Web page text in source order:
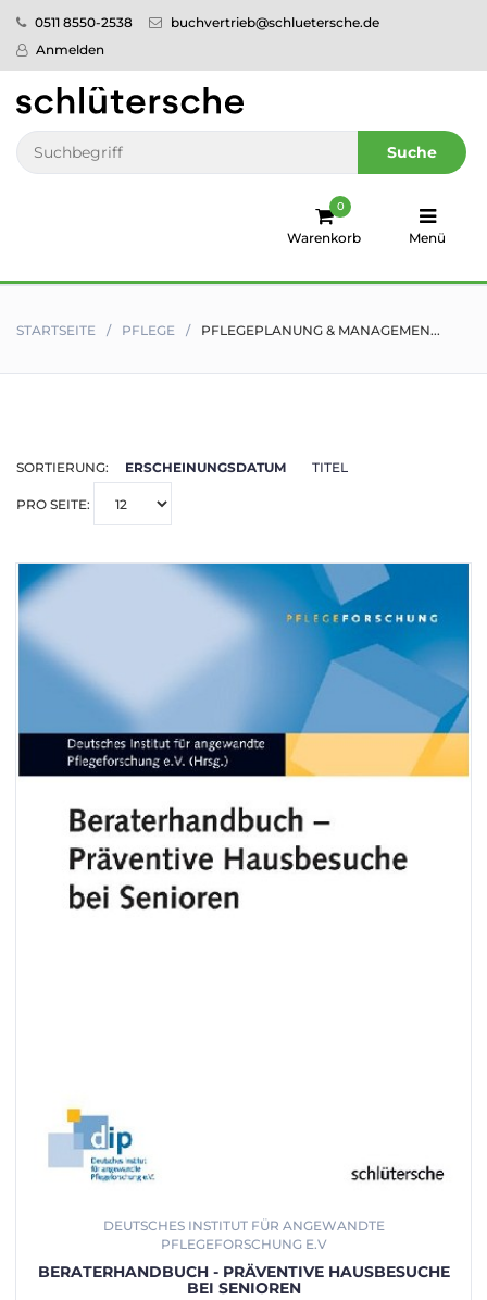
0511 8550-2538
buchvertrieb@schluetersche.de
Anmelden
Suche
Warenkorb
0
Menü
Pflege
Veterinär­
medizin
humboldt
STARTSEITE PFLEGE PFLEGEPLANUNG & MANAGEMEN...
SORTIERUNG: ERSCHEINUNGSDATUM TITEL
PRO SEITE:
DEUTSCHES INSTITUT FÜR ANGEWANDTE
PFLEGEFORSCHUNG E.V
BERATERHANDBUCH - PRÄVENTIVE HAUSBESUCHE
BEI SENIOREN